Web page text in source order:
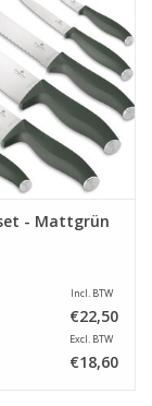
- Mattgrün
Incl. BTW
€22,50
Excl. BTW
€18,60